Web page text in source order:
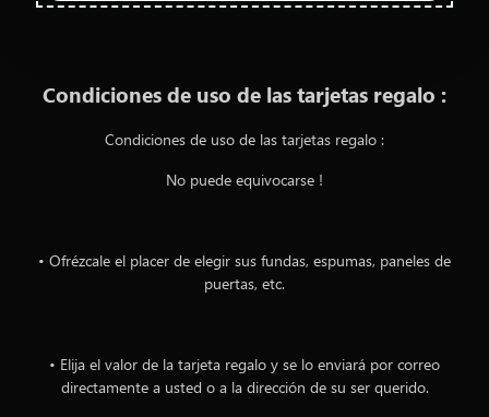
Condiciones de uso de las tarjetas regalo :
Condiciones de uso de las tarjetas regalo :
No puede equivocarse !
• Ofrézcale el placer de elegir sus fundas, espumas, paneles de
puertas, etc.
• Elija el valor de la tarjeta regalo y se lo enviará por correo
directamente a usted o a la dirección de su ser querido.